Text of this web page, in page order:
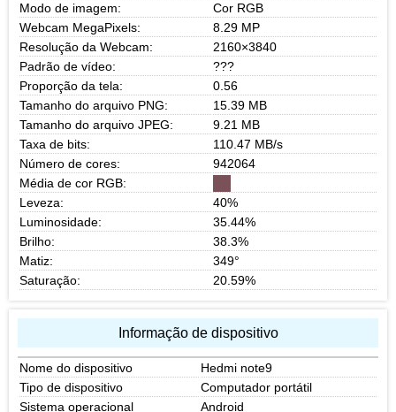
Modo de imagem:
Cor RGB
Webcam MegaPixels:
8.29 MP
Resolução da Webcam:
2160×3840
Padrão de vídeo:
???
Proporção da tela:
0.56
Tamanho do arquivo PNG:
15.39 MB
Tamanho do arquivo JPEG:
9.21 MB
Taxa de bits:
110.47 MB/s
Número de cores:
942064
Média de cor RGB:
Leveza:
40%
Luminosidade:
35.44%
Brilho:
38.3%
Matiz:
349°
Saturação:
20.59%
Informação de dispositivo
Nome do dispositivo
Hedmi note9
Tipo de dispositivo
Computador portátil
Sistema operacional
Android